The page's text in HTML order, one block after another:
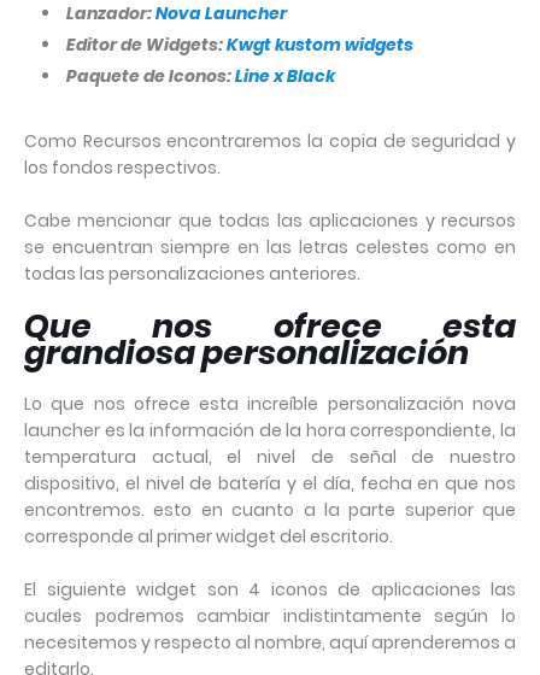
Lanzador:Nova Launcher
Editor de Widgets:Kwgt kustom widgets
Paquete de Iconos:Line x Black
Como Recursos encontraremos la copia de seguridad y
los fondos respectivos.
Cabe mencionar que todas las aplicaciones y recursos
se encuentran siempre en las letras celestes como en
todas las personalizaciones anteriores.
Que nos ofrece esta
grandiosa personalización
Lo que nos ofrece esta increíble personalización nova
launcher es la información de la hora correspondiente, la
temperatura actual, el nivel de señal de nuestro
dispositivo, el nivel de batería y el día, fecha en que nos
encontremos. esto en cuanto a la parte superior que
corresponde al primer widget del escritorio.
El siguiente widget son 4 iconos de aplicaciones las
cuales podremos cambiar indistintamente según lo
necesitemos y respecto al nombre, aquí aprenderemos a
editarlo.